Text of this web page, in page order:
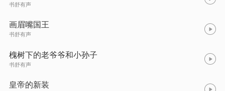
书舒有声
画眉嘴国王
书舒有声
槐树下的老爷爷和小孙子
书舒有声
皇帝的新装